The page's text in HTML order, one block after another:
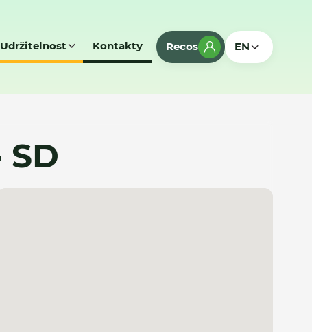
Udržitelnost Kontakty Recos EN